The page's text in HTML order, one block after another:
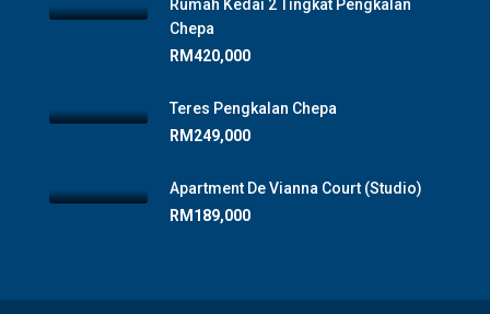
Rumah Kedai 2 Tingkat Pengkalan
Chepa
RM420,000
Teres Pengkalan Chepa
RM249,000
Apartment De Vianna Court (Studio)
RM189,000